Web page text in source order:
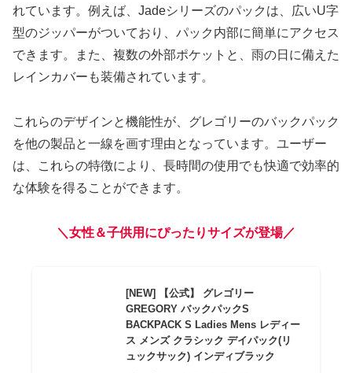
れています。例えば、Jadeシリーズのパックは、広いU字
型のジッパーがついており、パック内部に簡単にアクセス
できます。また、複数の外部ポケットと、雨の日に備えた
レインカバーも装備されています。
これらのデザインと機能性が、グレゴリーのバックパック
を他の製品と一線を画す理由となっています。ユーザー
は、これらの特徴により、長時間の使用でも快適で効率的
な体験を得ることができます。
＼女性＆子供用にぴったりサイズが登場／
[NEW] 【公式】 グレゴリー
GREGORY バックパックS
BACKPACK S Ladies Mens レディー
ス メンズ クラシック デイパック(リ
ュックサック) インディブラック